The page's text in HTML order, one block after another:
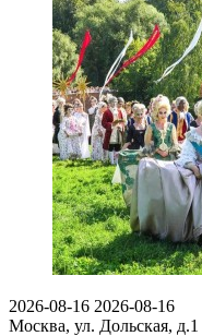
2026-08-16 2026-08-16
Москва, ул. Дольская, д.1